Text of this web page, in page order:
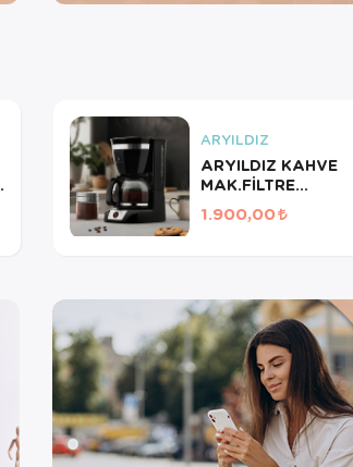
ARYILDIZ
ARYILDIZ KAHVE
MAK.FİLTRE
ROBUST
1.900,00